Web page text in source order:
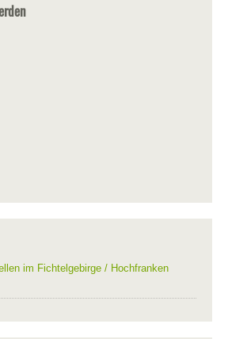
im Fichtelgebirge / Hochfranken